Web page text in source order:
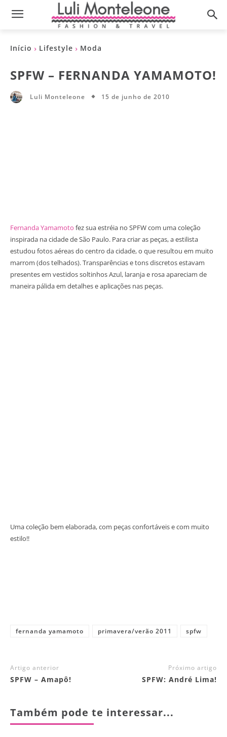
Início Lifestyle Moda
SPFW – FERNANDA YAMAMOTO!
Luli Monteleone 15 de junho de 2010
Fernanda Yamamoto fez sua estréia no SPFW com uma coleção
inspirada na cidade de São Paulo. Para criar as peças, a estilista
estudou fotos aéreas do centro da cidade, o que resultou em muito
marrom (dos telhados). Transparências e tons discretos estavam
presentes em vestidos soltinhos Azul, laranja e rosa apareciam de
maneira pálida em detalhes e aplicações nas peças.
Uma coleção bem elaborada, com peças confortáveis e com muito
estilo!!
fernanda yamamoto primavera/verão 2011 spfw
Artigo anterior
SPFW – Amapô!
Próximo artigo
SPFW: André Lima!
Também pode te interessar...